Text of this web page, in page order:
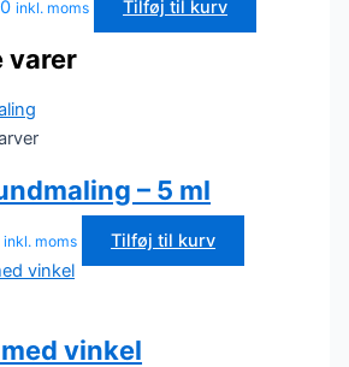
inkl. moms Tilføj til kurv
varer
– 5 ml
inkl. moms Tilføj til kurv
vinkel